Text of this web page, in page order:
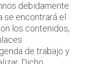
debidamente
se encontrará el
los contenidos,
de trabajo y